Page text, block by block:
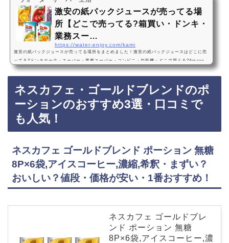
激安の紙パックジュースが売ってる場
所【どこで売ってる?箱買い・ドンキ・
業務スー…
https://water-enjoy.com/kami
激安の紙パックジュースが売ってる場所をまとめました！激安の紙パックジュースはどこに売
ってる?ドンキホーテ・スーパー・業務スーパー・コンビニ・自販機・どこで買える?Amazo
n・楽天・ネット通販・売ってない?飲み物激安の紙パックジュースは、ドンキホーテ、スーパ
るので、Amazonや楽天でも激安の紙パックジュースがお得に買えておすすめです！紙パック
ジュースおすすめ3選・口コミでも人気！Ｄｏｌｅ＠ １００％果汁飲料 紙パックLL200ｍ…
ネスカフェ・ゴールドブレンドのポ
ーションのおすすめ3選・口コミで
も人気！
ネスカフェ ゴールドブレンド ポーション 無糖
8P×6袋,アイスコーヒー,濃縮,希釈・まずい？
おいしい？値段・価格が安い・1番おすすめ！
ネスカフェ ゴールドブレ
ンド ポーション 無糖
8P×6袋,アイスコーヒー,濃